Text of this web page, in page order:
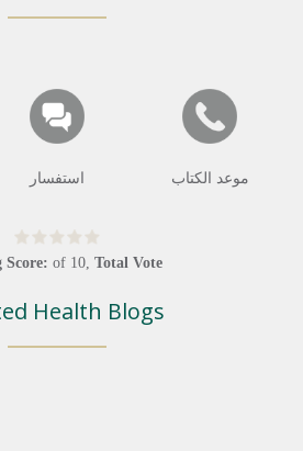
موعد الكتاب استفسار
Score: of 10, Total Vote:
Health Blogs